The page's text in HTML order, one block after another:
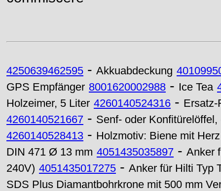
4250639462595 - Akkuabdeckung
GPS Empfänger 8001620002988 - Ice Tea
Holzeimer, 5 Liter 4260140524316 - Ersatz-
4260140521667 - Senf- oder Konfitürelöffel,
4260140528413 - Holzmotiv: Biene mit Herz
DIN 471 Ø 13 mm 4051435035897 - Anker
240V) 4051435017275 - Anker für Hilti Typ
SDS Plus Diamantbohrkrone mit 500 mm